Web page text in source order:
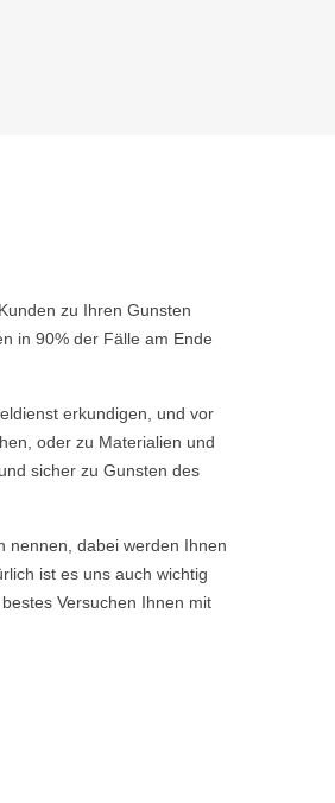
zu Ihren Gunsten
in 90% der Fälle am Ende
erkundigen, und vor
oder zu Materialien und
sicher zu Gunsten des
nennen, dabei werden Ihnen
ist es uns auch wichtig
Versuchen Ihnen mit